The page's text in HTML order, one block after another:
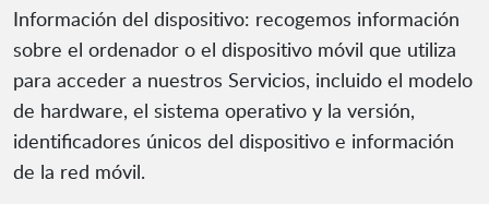
Información del dispositivo: recogemos información
sobre el ordenador o el dispositivo móvil que utiliza
para acceder a nuestros Servicios, incluido el modelo
de hardware, el sistema operativo y la versión,
identificadores únicos del dispositivo e información
de la red móvil.